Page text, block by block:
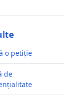
o petiție
de